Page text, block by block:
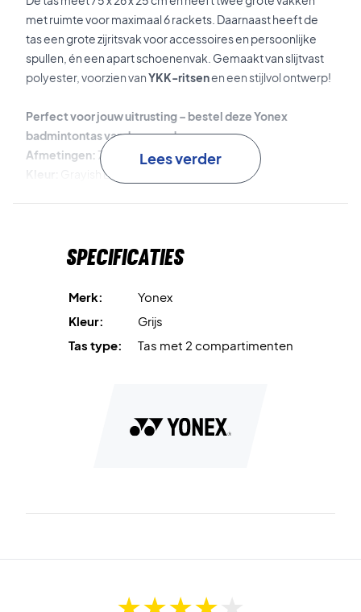
met ruimte voor maximaal 6 rackets. Daarnaast heeft de
tas een grote zijritsvak voor accessoires en persoonlijke
spullen, én een apart schoenenvak. Gemaakt van slijtvast
polyester, voorzien vanYKK-ritsenen een stijlvol ontwerp!
Perfect voor jouw uitrusting – bestel deze Yonex
badmintontas vandaag nog!
Afmetingen: 75 x 26 x 25 cm.
Grayish Beige.
Lees verder
Specificaties
Merk:
Yonex
Kleur:
Grijs
Tas type:
Tas met 2 compartimenten